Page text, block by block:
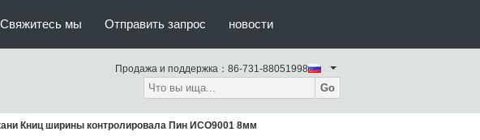
Свяжитесь мы Отправить запрос новости
Продажа и поддержка： 86-731-88051998
Go
Книц ширины контролировала Пин ИСО9001 8мм